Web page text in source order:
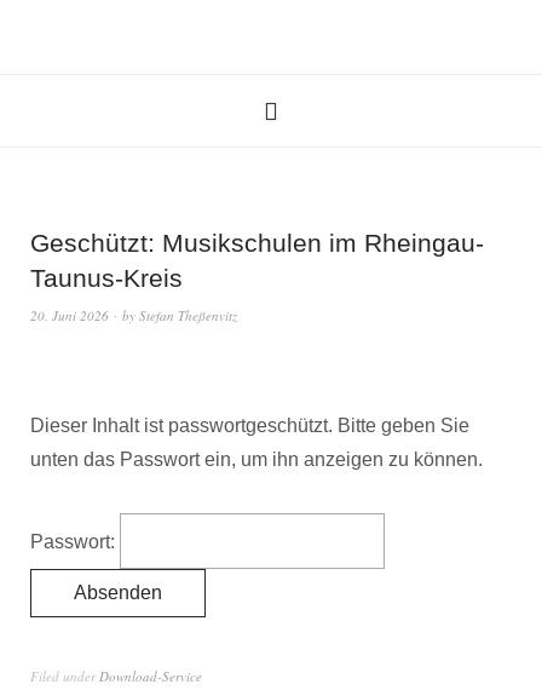
Geschützt: Musikschulen im Rheingau-
Taunus-Kreis
20. Juni 2026 by Stefan Theßenvitz
Dieser Inhalt ist passwortgeschützt. Bitte geben Sie
unten das Passwort ein, um ihn anzeigen zu können.
Passwort:
Filed underDownload-Service